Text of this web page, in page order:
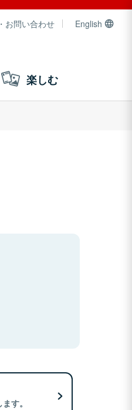
お問い合わせ English
楽しむ
す。